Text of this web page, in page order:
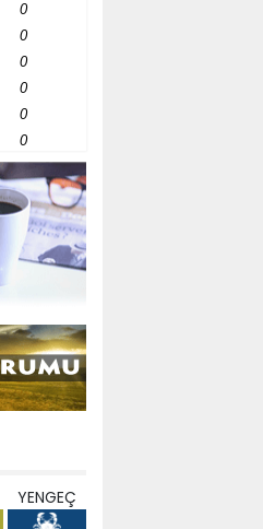
0
0
0
0
0
0
YENGEÇ